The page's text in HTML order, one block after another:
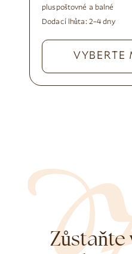
pluspoštovné a balné
Dodací lhůta: 2–4 dny
VYBERTE
Zůstaňte